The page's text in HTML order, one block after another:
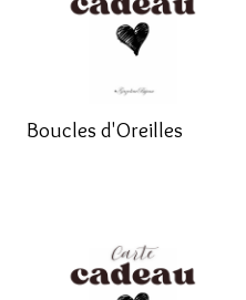
Boucles d'Oreilles